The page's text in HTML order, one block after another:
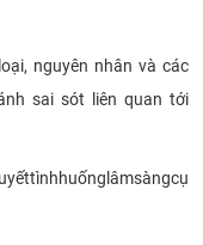
nguyên nhân và các
sai sót liên quan tới
ếttìnhhuốnglâmsàngcụ